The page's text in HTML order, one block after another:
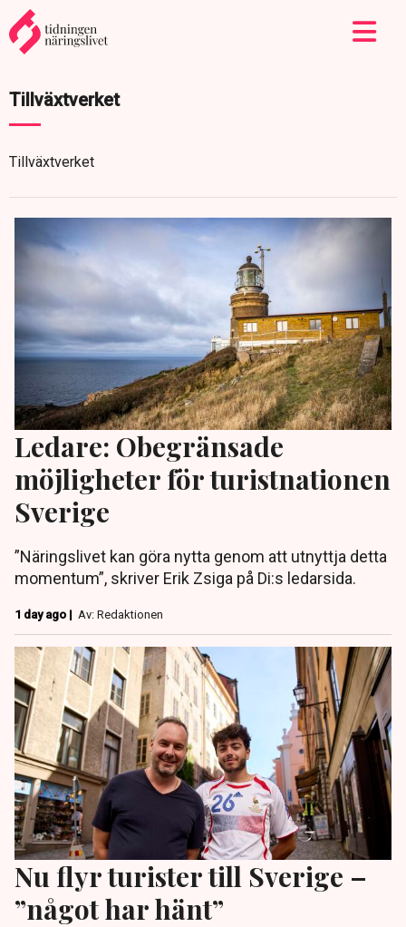
Tillväxtverket
Tillväxtverket
Ledare: Obegränsade
möjligheter för turistnationen
Sverige
”Näringslivet kan göra nytta genom att utnyttja detta
momentum”, skriver Erik Zsiga på Di:s ledarsida.
1 day ago | Av: Redaktionen
Nu flyr turister till Sverige –
”något har hänt”